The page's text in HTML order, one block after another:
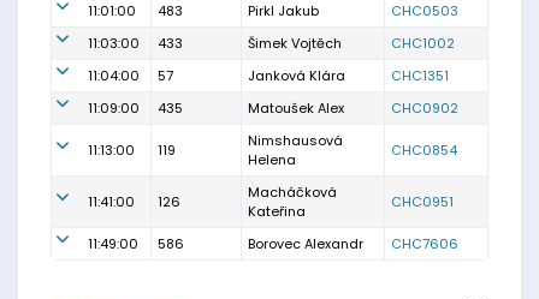
11:01:00 483 Pirkl Jakub
CHC0503
11:03:00
433 Šimek Vojtěch
CHC1002
11:04:00
57 Janková Klára
CHC1351
11:09:00
435 Matoušek Alex CHC0902
11:13:00 119
Nimshausová
Helena
CHC0854
11:41:00 126
Macháčková
Kateřina
CHC0951
11:49:00 586 Borovec Alexandr CHC7606